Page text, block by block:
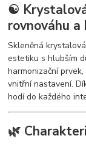
☯️
rovnováhu a
Skleněná
estetiku s hlubším
harmonizační
vnitřní nastavení.
hodí do každého
🌿